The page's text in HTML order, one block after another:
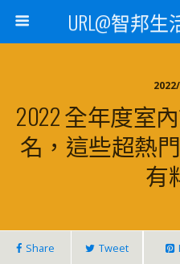
URL@智邦
2022 全年度室
名，這些超熱
有
Share Tweet